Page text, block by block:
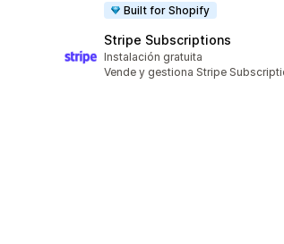
Built for Shopify
Stripe Subscriptions
Instalación gratuita
Vende y gestiona Stripe